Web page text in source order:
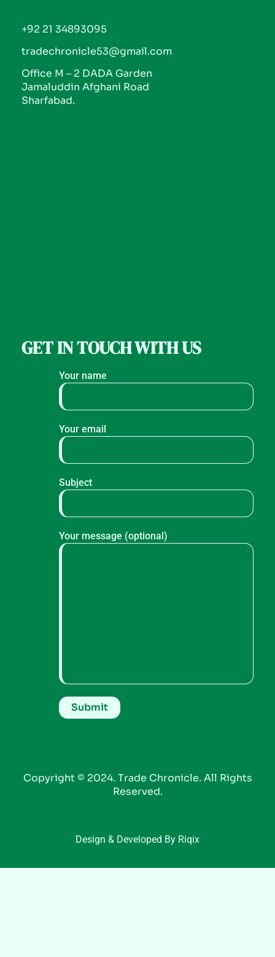
+92 21 34893095
tradechronicle53@gmail.com
Office M – 2 DADA Garden
Jamaluddin Afghani Road
Sharfabad.
GET IN TOUCH WITH US
Your name
Your email
Subject
Your message (optional)
Copyright © 2024. Trade Chronicle. All Rights
Reserved.
Design & Developed By Riqix